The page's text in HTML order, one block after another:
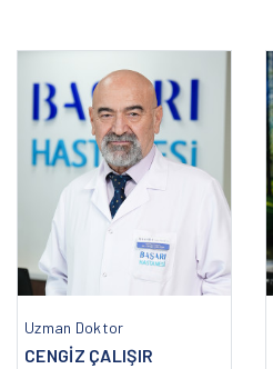
Uzman Doktor
CENGİZ ÇALIŞIR